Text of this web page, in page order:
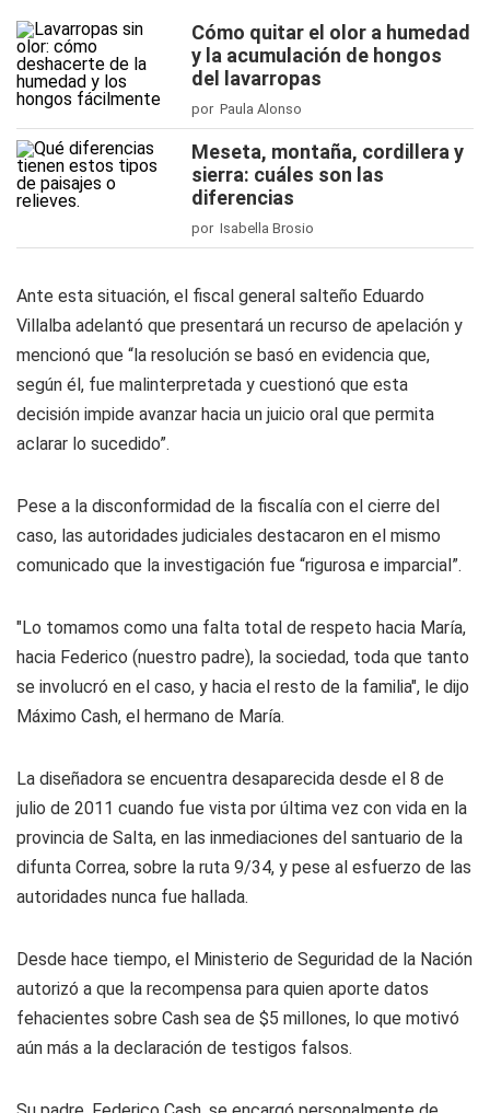
Cómo quitar el olor a humedad
y la acumulación de hongos
del lavarropas
por Paula Alonso
Meseta, montaña, cordillera y
sierra: cuáles son las
diferencias
por Isabella Brosio
Ante esta situación, el fiscal general salteño Eduardo
Villalba adelantó que presentará un recurso de apelación y
mencionó que “la resolución se basó en evidencia que,
según él, fue malinterpretada y cuestionó que esta
decisión impide avanzar hacia un juicio oral que permita
aclarar lo sucedido”.
Pese a la disconformidad de la fiscalía con el cierre del
caso, las autoridades judiciales destacaron en el mismo
comunicado que la investigación fue “rigurosa e imparcial”.
"Lo tomamos como una falta total de respeto hacia María,
hacia Federico (nuestro padre), la sociedad, toda que tanto
se involucró en el caso, y hacia el resto de la familia", le dijo
Máximo Cash, el hermano de María.
La diseñadora se encuentra desaparecida desde el 8 de
julio de 2011 cuando fue vista por última vez con vida en la
provincia de Salta, en las inmediaciones del santuario de la
difunta Correa, sobre la ruta 9/34, y pese al esfuerzo de las
autoridades nunca fue hallada.
Desde hace tiempo, el Ministerio de Seguridad de la Nación
autorizó a que la recompensa para quien aporte datos
fehacientes sobre Cash sea de $5 millones, lo que motivó
aún más a la declaración de testigos falsos.